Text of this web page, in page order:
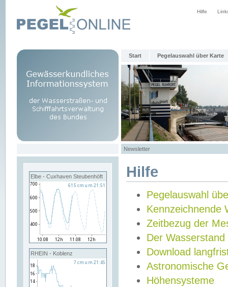
Hilfe
Start Pegelauswahl über Karte
Newsletter
Elbe - Cuxhaven Steubenhöft
RHEIN - Koblenz
Hilfe
Pegelauswahl
Kennzeichnende
Zeitbezug der
Der Wasserstand
Download
Astronomische
Höhensysteme